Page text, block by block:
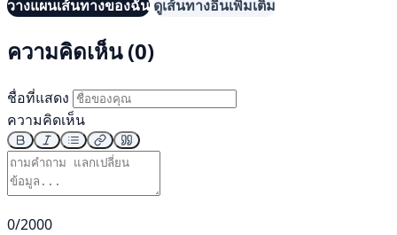
วางแผนเส้นทางของฉัน ดูเส้นทางอื่นเพิ่มเติม
ความคิดเห็น (0)
ชื่อที่แสดง
ความคิดเห็น
0/2000